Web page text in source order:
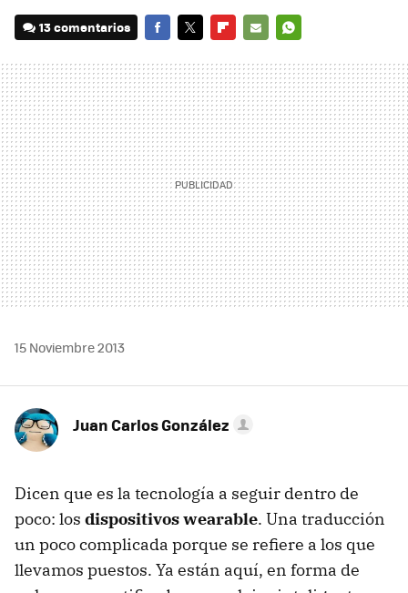
13 comentarios
MAIL
15 Noviembre 2013
Juan Carlos González
Dicen que es la tecnología a seguir dentro de
poco: los dispositivos wearable. Una traducción
un poco complicada porque se refiere a los que
llevamos puestos. Ya están aquí, en forma de